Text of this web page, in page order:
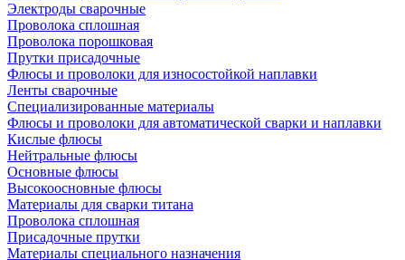
Электроды сварочные
Проволока сплошная
Проволока порошковая
Прутки присадочные
Флюсы и проволоки для износостойкой наплавки
Ленты сварочные
Специализированные материалы
Флюсы и проволоки для автоматической сварки и наплавки
Кислые флюсы
Нейтральные флюсы
Основные флюсы
Высокоосновные флюсы
Материалы для сварки титана
Проволока сплошная
Присадочные прутки
Материалы специального назначения